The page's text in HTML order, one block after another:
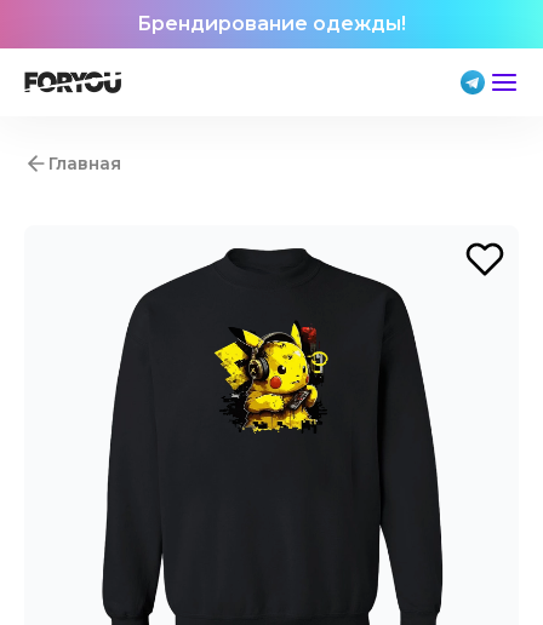
Брендирование одежды!
Главная